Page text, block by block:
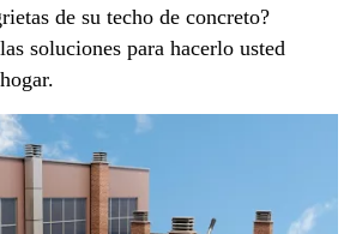
de su techo de concreto?
soluciones para hacerlo usted